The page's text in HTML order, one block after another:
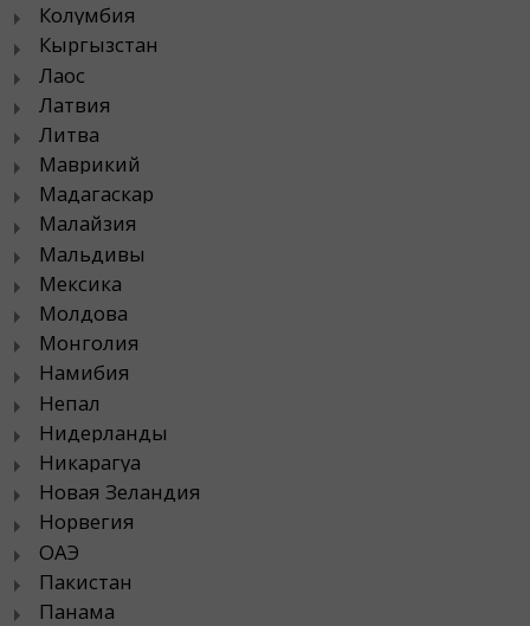
Колумбия
Кыргызстан
Лаос
Латвия
Литва
Маврикий
Мадагаскар
Малайзия
Мальдивы
Мексика
Молдова
Монголия
Намибия
Непал
Нидерланды
Никарагуа
Новая Зеландия
Норвегия
ОАЭ
Пакистан
Панама